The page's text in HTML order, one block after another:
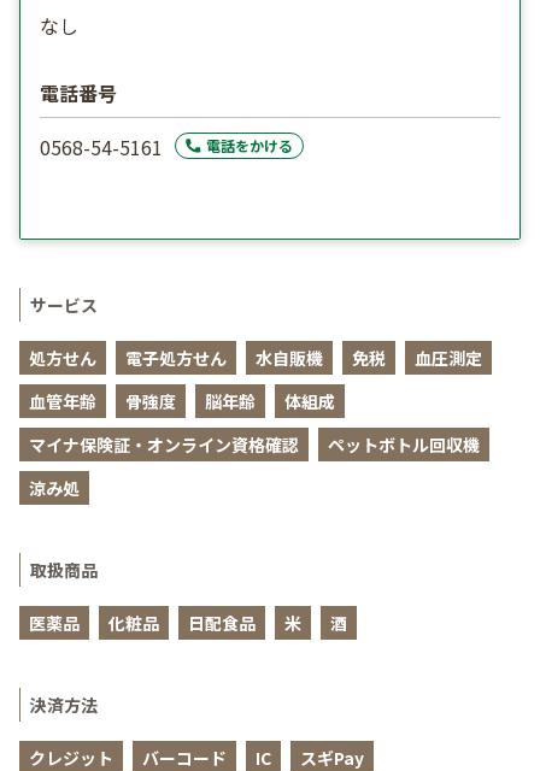
なし
電話番号
0568-54-5161
電話をかける
サービス
処方せん 電子処方せん 水自販機 免税
血圧測定
血管年齢
骨強度 脳年齢
体組成
マイナ保険証・オンライン資格確認
ペットボトル回収機
涼み処
取扱商品
医薬品 化粧品 日配食品 米 酒
決済方法
クレジット バーコード IC スギPay